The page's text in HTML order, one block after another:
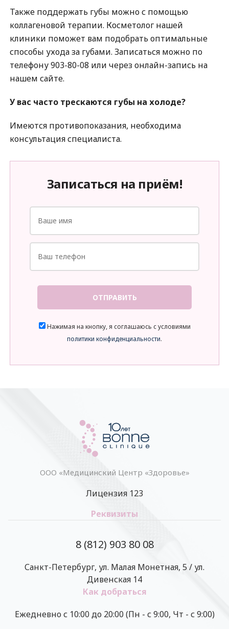
Также поддержать губы можно с помощью
коллагеновой терапии. Косметолог нашей
клиники поможет вам подобрать оптимальные
способы ухода за губами. Записаться можно по
телефону 903-80-08 или через онлайн-запись на
нашем сайте.
У вас часто трескаются губы на холоде?
Имеются противопоказания, необходима
консультация специалиста.
Записаться на приём!
ОТПРАВИТЬ
Нажимая на кнопку, я соглашаюсь с условиями
политики конфиденциальности.
ООО «Медицинский Центр «Здоровье»
Лицензия 123
Реквизиты
8 (812) 903 80 08
Санкт-Петербург, ул. Малая Монетная, 5 / ул.
Дивенская 14
Как добраться
Ежедневно с 10:00 до 20:00 (Пн - с 9:00, Чт - с 9:00)